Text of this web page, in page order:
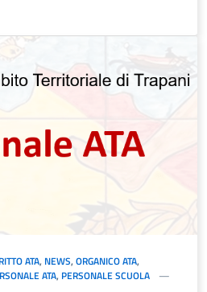
ATA, NEWS, ORGANICO ATA,
ATA, PERSONALE SCUOLA